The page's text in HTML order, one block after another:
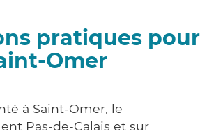
pratiques pour
Omer
à Saint-Omer, le
Pas-de-Calais et sur